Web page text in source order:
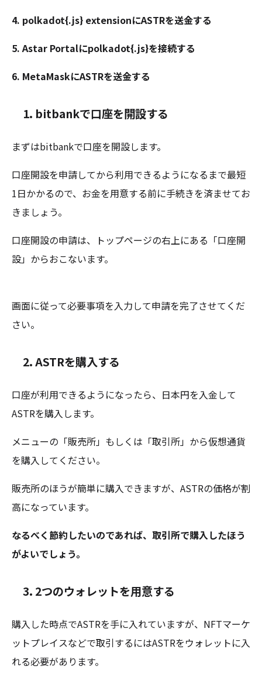
4. polkadot{.js} extensionにASTRを送金する
5. Astar Portalにpolkadot{.js}を接続する
6. MetaMaskにASTRを送金する
1. bitbankで口座を開設する
まずはbitbankで口座を開設します。
口座開設を申請してから利用できるようになるまで最短
1日かかるので、お金を用意する前に手続きを済ませてお
きましょう。
口座開設の申請は、トップページの右上にある「口座開
設」からおこないます。
画面に従って必要事項を入力して申請を完了させてくだ
さい。
2.ASTRを購入する
口座が利用できるようになったら、日本円を入金して
ASTRを購入します。
メニューの「販売所」もしくは「取引所」から仮想通貨
を購入してください。
販売所のほうが簡単に購入できますが、ASTRの価格が割
高になっています。
なるべく節約したいのであれば、取引所で購入したほう
がよいでしょう。
3. 2つのウォレットを用意する
購入した時点でASTRを手に入れていますが、NFTマーケ
ットプレイスなどで取引するにはASTRをウォレットに入
れる必要があります。